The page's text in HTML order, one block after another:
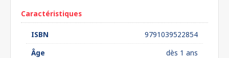
Caractéristiques
ISBN
9791039522854
Âge
dès 1 ans